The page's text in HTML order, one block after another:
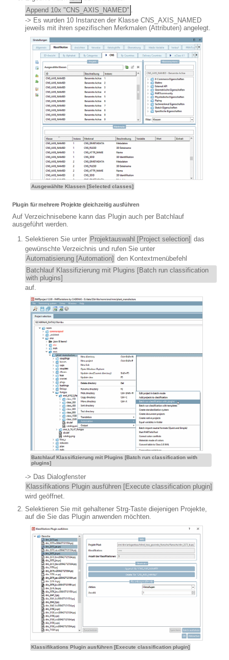
Append 10x "CNS_AXIS_NAMED" .
-> Es wurden 10 Instanzen der Klasse CNS_AXIS_NAMED
jeweils mit ihren spezifischen Merkmalen (Attributen) angelegt.
Ausgewählte Klassen [Selected classes]
Plugin für mehrere Projekte gleichzeitig ausführen
Auf Verzeichnisebene kann das Plugin auch per Batchlauf
ausgeführt werden.
Selektieren Sie unter Projektauswahl [Project selection] das
gewünschte Verzeichnis und rufen Sie unter
Automatisierung [Automation] den Kontextmenübefehl
Batchlauf Klassifizierung mit Plugins [Batch run classification
with plugins]
auf.
Batchlauf Klassifizierung mit Plugins [Batch run classification with
plugins]
-> Das Dialogfenster
Klassifikations Plugin ausführen [Execute classification plugin]
wird geöffnet.
Selektieren Sie mit gehaltener Strg-Taste diejenigen Projekte,
auf die Sie das Plugin anwenden möchten.
Klassifikations Plugin ausführen [Execute classification plugin]